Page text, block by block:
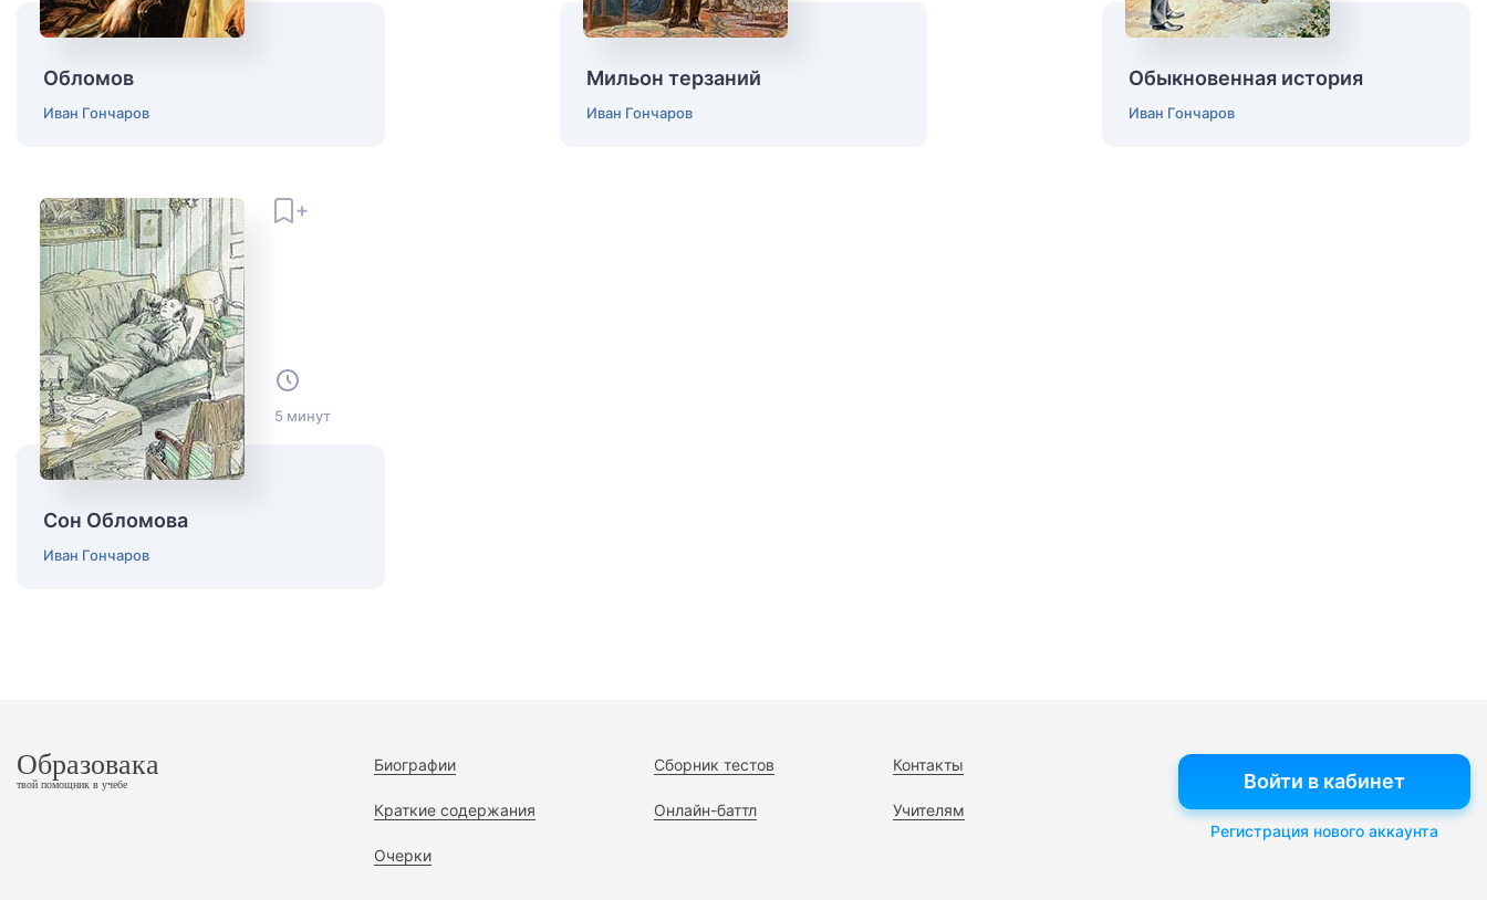
Обломов
Иван Гончаров
Мильон терзаний
Иван Гончаров
Обыкновенная история
Иван Гончаров
5 минут
Сон Обломова
Иван Гончаров
Образовака
твой помощник в учебе
Биографии
Краткие содержания
Очерки
Сборник тестов
Онлайн-баттл
Контакты
Учителям
Войти в кабинет
Регистрация нового аккаунта